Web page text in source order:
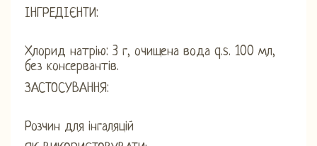
ІНГРЕДІЄНТИ:
Хлорид натрію: 3 г, очищена вода q.s. 100 мл,
без консервантів.
ЗАСТОСУВАННЯ:
Розчин для інгаляцій